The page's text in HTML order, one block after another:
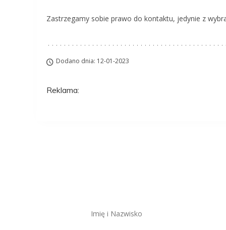
Zastrzegamy sobie prawo do kontaktu, jedynie z
Dodano dnia: 12-01-2023
Reklama: